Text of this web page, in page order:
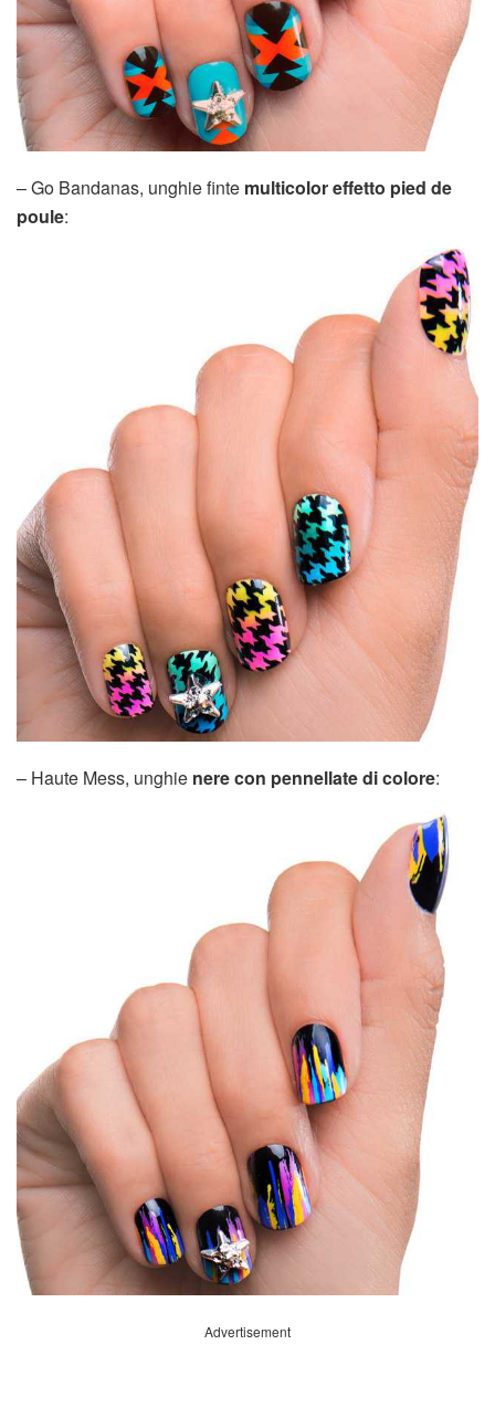
– Go Bandanas, unghie finte multicolor effetto pied de
poule:
– Haute Mess, unghie nere con pennellate di colore:
Advertisement